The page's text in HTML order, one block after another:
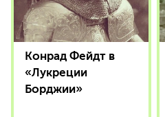
Конрад Фейдт в
«Лукреции
Борджии»